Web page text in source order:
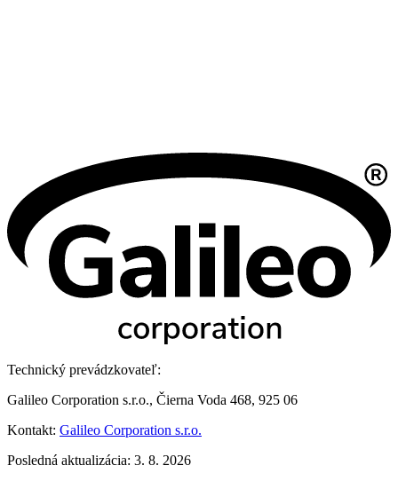
Technický prevádzkovateľ:
Galileo Corporation s.r.o., Čierna Voda 468, 925 06
Kontakt: Galileo Corporation s.r.o.
Posledná aktualizácia: 3. 8. 2026